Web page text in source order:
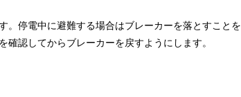
停電中に避難する場合はブレーカーを落とすことを
認してからブレーカーを戻すようにします。